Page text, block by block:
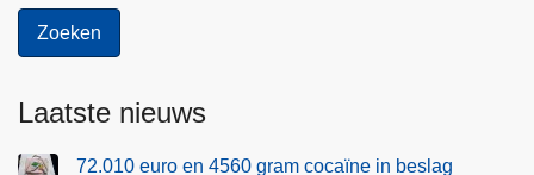
Laatste nieuws
72.010 euro en 4560 gram cocaïne in beslag